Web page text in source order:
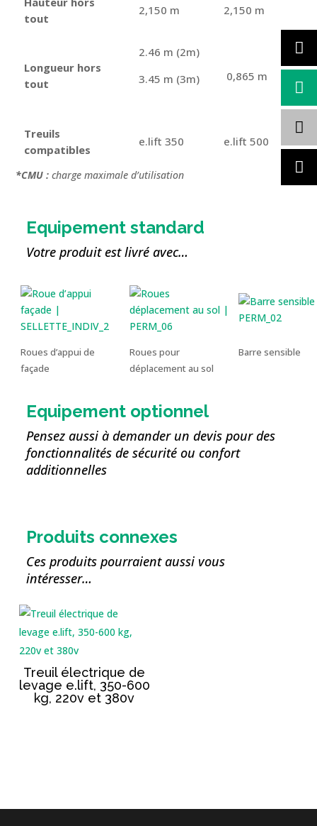
tout
2,150 m 2,150 m
Longueur hors
tout
2.46 m (2m)
3.45 m (3m)
0,865 m
Treuils
compatibles
e.lift 350 e.lift 500
*CMU : charge maximale d’utilisation
Equipement standard
Votre produit est livré avec…
Roues d’appui de
façade
Roues pour
déplacement au sol
Barre sensible
Equipement optionnel
Pensez aussi à demander un devis pour des
fonctionnalités de sécurité ou confort
additionnelles
Produits connexes
Ces produits pourraient aussi vous
intéresser…
Treuil électrique de
levage e.lift, 350-600
kg, 220v et 380v